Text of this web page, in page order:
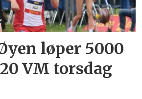
løper 5000
VM torsdag